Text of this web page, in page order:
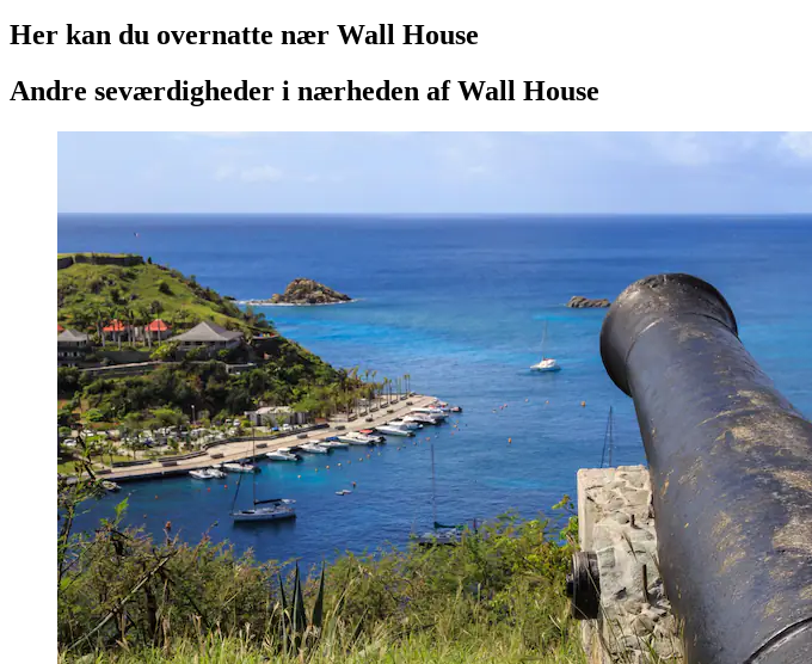
Her kan du overnatte nær Wall House
Andre seværdigheder i nærheden af Wall House